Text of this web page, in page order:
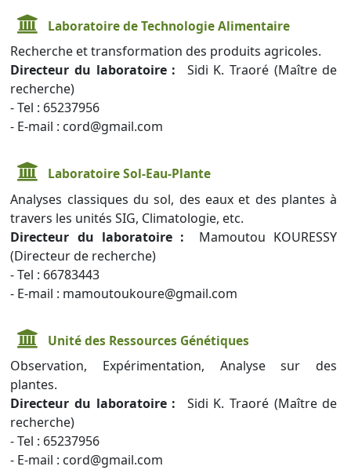
Laboratoire de Technologie Alimentaire
Recherche et transformation des produits agricoles.
Directeur du laboratoire :
Sidi K. Traoré (Maître de
recherche)
- Tel : 65237956
- E-mail : cord@gmail.com
Laboratoire Sol-Eau-Plante
Analyses classiques du sol, des eaux et des plantes à
travers les unités SIG, Climatologie, etc.
Directeur du laboratoire :
Mamoutou KOURESSY
(Directeur de recherche)
- Tel : 66783443
- E-mail : mamoutoukoure@gmail.com
Unité des Ressources Génétiques
Observation, Expérimentation, Analyse sur des
plantes.
Directeur du laboratoire :
Sidi K. Traoré (Maître de
recherche)
- Tel : 65237956
- E-mail : cord@gmail.com